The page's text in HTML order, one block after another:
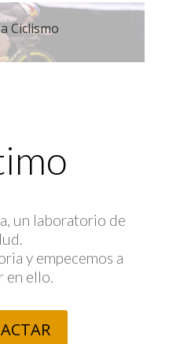
Ciclismo
un laboratorio de
y empecemos a
en ello.